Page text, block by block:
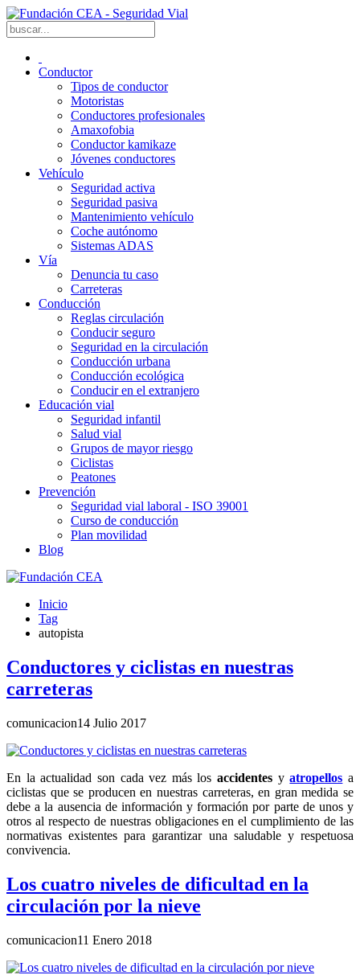
Conductor
Tipos de conductor
Motoristas
Conductores profesionales
Amaxofobia
Conductor kamikaze
Jóvenes conductores
Vehículo
Seguridad activa
Seguridad pasiva
Mantenimiento vehículo
Coche autónomo
Sistemas ADAS
Vía
Denuncia tu caso
Carreteras
Conducción
Reglas circulación
Conducir seguro
Seguridad en la circulación
Conducción urbana
Conducción ecológica
Conducir en el extranjero
Educación vial
Seguridad infantil
Salud vial
Grupos de mayor riesgo
Ciclistas
Peatones
Prevención
Seguridad vial laboral - ISO 39001
Curso de conducción
Plan movilidad
Blog
Inicio
Tag
autopista
Conductores y ciclistas en nuestras
carreteras
comunicacion14 Julio 2017
En la actualidad son cada vez más losaccidentes yatropellos a
ciclistas que se producen en nuestras carreteras, en gran medida se
debe a la ausencia de información y formación por parte de unos y
otros al respecto de nuestras obligaciones en el cumplimiento de las
normativas existentes para garantizar una saludable y respetuosa
convivencia.
Los cuatro niveles de dificultad en la
circulación por la nieve
comunicacion11 Enero 2018